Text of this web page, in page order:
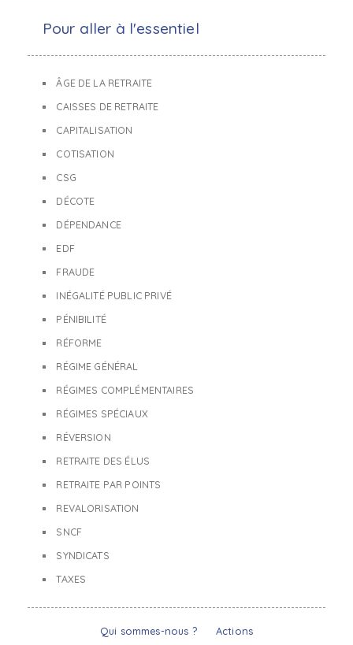
Pour aller à l'essentiel
ÂGE DE LA RETRAITE
CAISSES DE RETRAITE
CAPITALISATION
COTISATION
CSG
DÉCOTE
DÉPENDANCE
EDF
FRAUDE
INÉGALITÉ PUBLIC PRIVÉ
PÉNIBILITÉ
RÉFORME
RÉGIME GÉNÉRAL
RÉGIMES COMPLÉMENTAIRES
RÉGIMES SPÉCIAUX
RÉVERSION
RETRAITE DES ÉLUS
RETRAITE PAR POINTS
REVALORISATION
SNCF
SYNDICATS
TAXES
Qui sommes-nous ? Actions